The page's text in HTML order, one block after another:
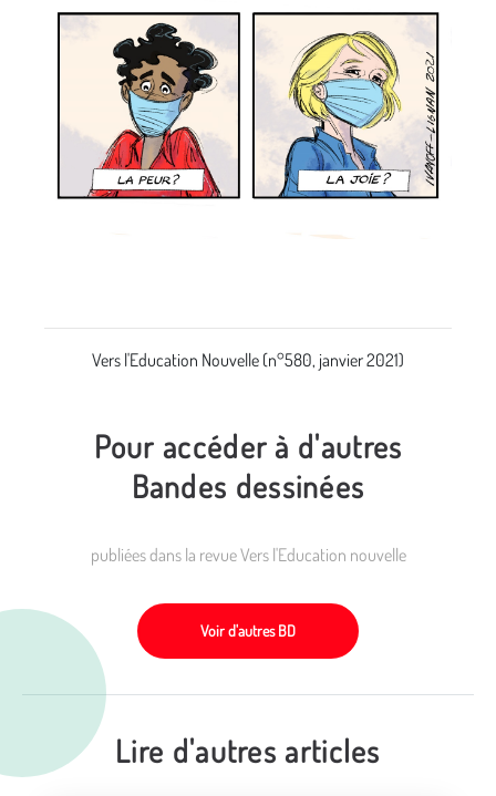
Vers l'Education Nouvelle (n°580, janvier 2021)
Pour accéder à d'autres
Bandes dessinées
publiées dans la revue Vers l'Education nouvelle
Voir d'autres BD
Lire d'autres articles